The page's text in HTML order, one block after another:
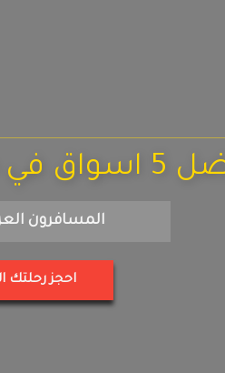
خليج هالونج باي
المسافرون
احجز رحلتك